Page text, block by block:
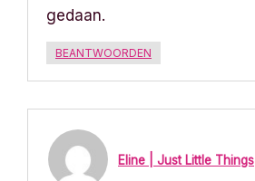
gedaan.
BEANTWOORDEN
Eline | Just Little Things